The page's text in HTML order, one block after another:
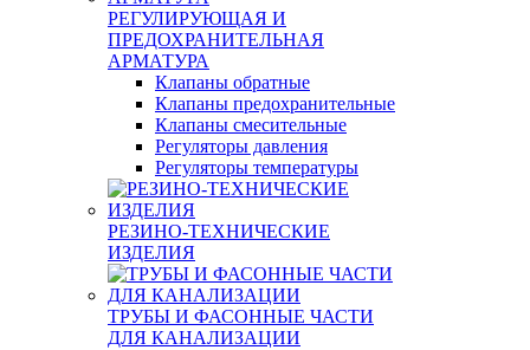
РЕГУЛИРУЮЩАЯ И
ПРЕДОХРАНИТЕЛЬНАЯ
АРМАТУРА
Клапаны обратные
Клапаны предохранительные
Клапаны смесительные
Регуляторы давления
Регуляторы температуры
РЕЗИНО-ТЕХНИЧЕСКИЕ
ИЗДЕЛИЯ
ТРУБЫ И ФАСОННЫЕ ЧАСТИ
ДЛЯ КАНАЛИЗАЦИИ